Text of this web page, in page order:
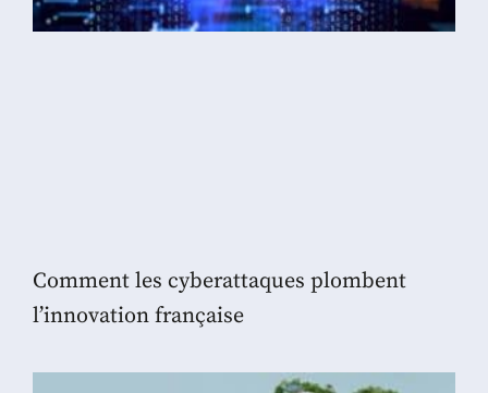
Comment les cyberattaques plombent
l’innovation française